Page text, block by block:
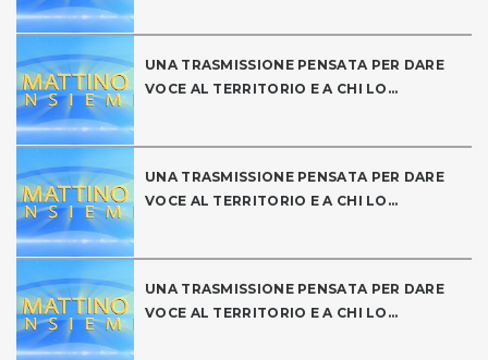
UNA TRASMISSIONE PENSATA PER DARE
VOCE AL TERRITORIO E A CHI LO...
UNA TRASMISSIONE PENSATA PER DARE
VOCE AL TERRITORIO E A CHI LO...
UNA TRASMISSIONE PENSATA PER DARE
VOCE AL TERRITORIO E A CHI LO...